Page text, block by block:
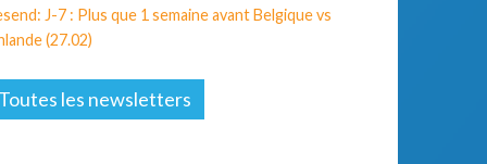
J-7 : Plus que 1 semaine avant Belgique vs
(27.02)
les newsletters